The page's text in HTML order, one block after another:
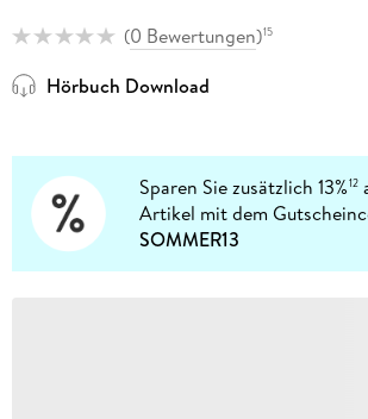
(0 Bewertungen)15
Hörbuch Download
Sparen Sie zusätzlich 13%12
Artikel mit dem
SOMMER13